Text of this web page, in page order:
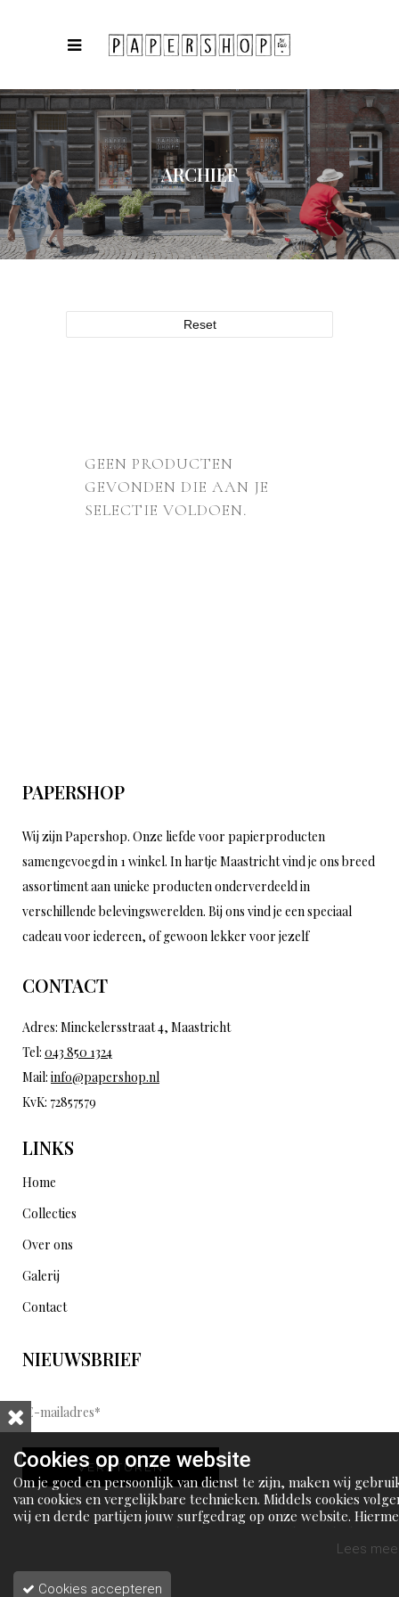
ARCHIEF
Reset
GEEN PRODUCTEN
GEVONDEN DIE AAN JE
SELECTIE VOLDOEN.
PAPERSHOP
Wij zijn Papershop. Onze liefde voor papierproducten
samengevoegd in 1 winkel. In hartje Maastricht vind je ons breed
assortiment aan unieke producten onderverdeeld in
verschillende belevingswerelden. Bij ons vind je een speciaal
cadeau voor iedereen, of gewoon lekker voor jezelf
CONTACT
Adres: Minckelersstraat 4, Maastricht
Tel: 043 850 1324
Mail: info@papershop.nl
KvK: 72857579
LINKS
Home
Collecties
Over ons
Galerij
Contact
NIEUWSBRIEF
E
-
m
a
i
l
d
VERSTUREN
Cookies op onze website
Om je goed en persoonlijk van dienst te zijn, maken wij
van cookies en vergelijkbare technieken. Middels cookies
wij en derde partijen jouw surfgedrag op onze website.
Lees
Cookies accepteren